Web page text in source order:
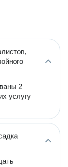
2
услугу